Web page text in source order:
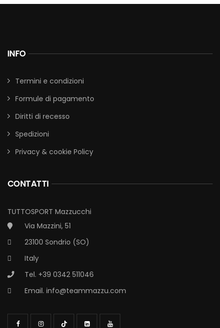
INFO
Termini e condizioni
Formule di pagamento
Diritti di recesso
Spedizioni
Privacy & cookie Policy
CONTATTI
TUTTOSPORT Mazzucchi
Via Mazzini, 51
23100 Sondrio (SO)
Italy
Tel. +39 0342 511046
Email. info@teammazzu.com